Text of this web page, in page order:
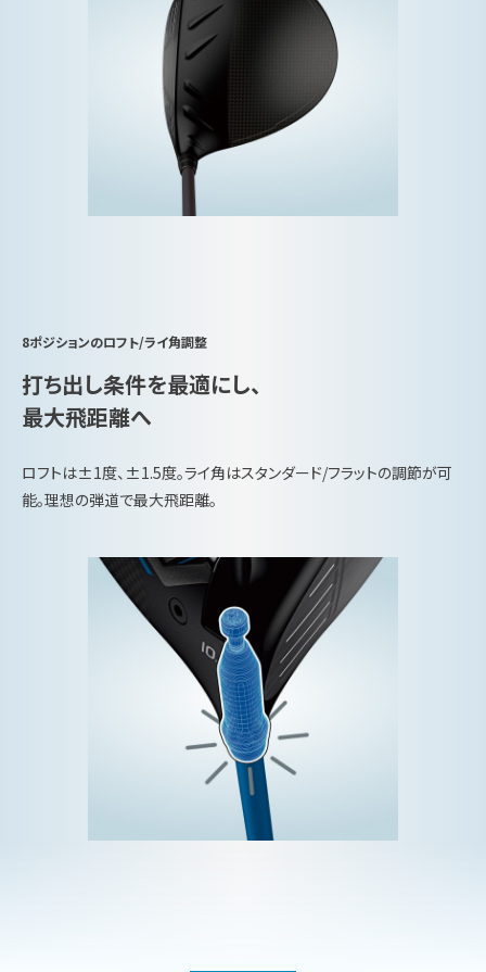
8ポジションのロフト/ライ角調整
打ち出し条件を最適にし、
最大飛距離へ
ロフトは±1度、±1.5度。ライ角はスタンダード/フラットの調節が可
能。理想の弾道で最大飛距離。